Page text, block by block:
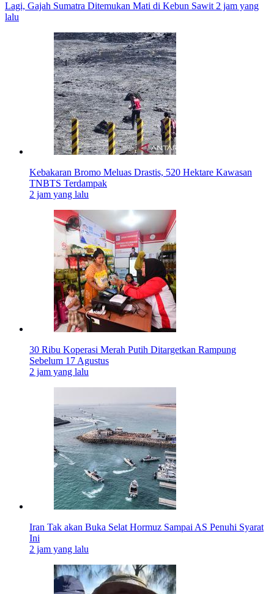
Lagi, Gajah Sumatra Ditemukan Mati di Kebun Sawit 2 jam yang
lalu
Kebakaran Bromo Meluas Drastis, 520 Hektare Kawasan
TNBTS Terdampak
2 jam yang lalu
30 Ribu Koperasi Merah Putih Ditargetkan Rampung
Sebelum 17 Agustus
2 jam yang lalu
Iran Tak akan Buka Selat Hormuz Sampai AS Penuhi Syarat
Ini
2 jam yang lalu